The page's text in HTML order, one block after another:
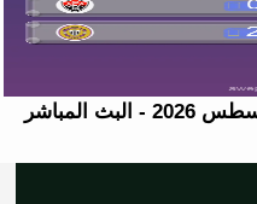
مواعيد مباريات الغد الاثنين 10 أغسطس 2026 - البث المباشر